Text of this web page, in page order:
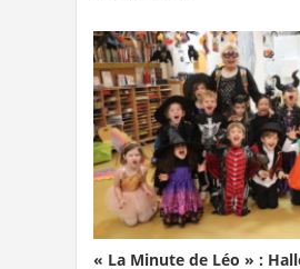
« La Minute de Léo » :